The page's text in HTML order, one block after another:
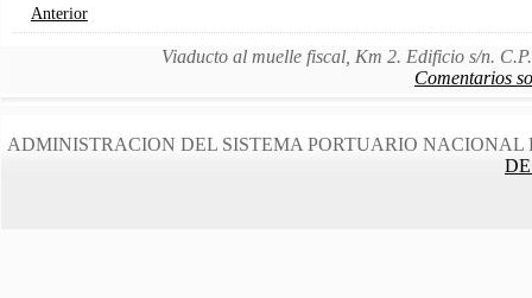
Anterior
Viaducto al muelle fiscal, Km 2. Edificio s/n.
Comentarios
ADMINISTRACION DEL SISTEMA PORTUARIO NACIONAL